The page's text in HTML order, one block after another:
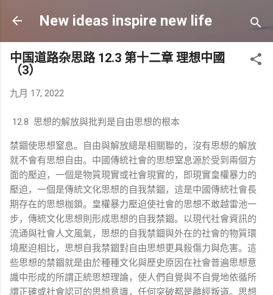
跳至主要内容
New ideas inspire new life
中国道路杂思路 12.3 第十二章 理想中國
（3）
九月 17, 2022
12.8 思想的解放與批判是自由思想的根本
禁錮使思想窒息。自由與解放總是相關聯的，沒有思想的解放
就不會有思想自由。中國傳統社會的思想窒息源於受到兩個方
面的壓迫，一個是物質現實或社會現實的，即現實皇權暴力的
壓迫，一個是傳統文化思想的自我禁錮，這是中國傳統社會長
期存在的思想枷鎖。皇權暴力壓迫使社會的思想不敢越雷池一
步，傳統文化思想則形成思想的自我禁錮。以現代社會資訊的
流通與社會人文風氣，思想的自我禁錮與外在的社會的物質環
境壓迫相比，思想自我禁錮對自由思想更具殺傷力與危害。這
些思想的禁錮就是由於種種文化與歷史原因在社會普遍思想意
識中形成的所謂正統思想理論，使人們自覺與不自覺地依循所
謂正確或社會認可的思想意識，任何突破都是離經叛道。思想